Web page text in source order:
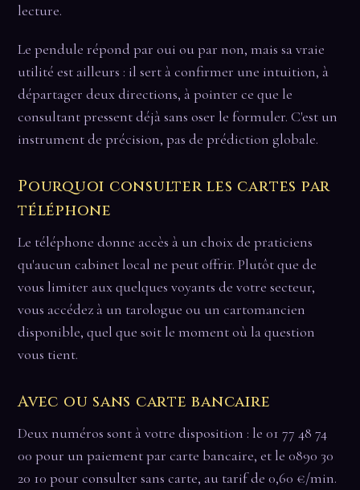
lecture.
Le pendule répond par oui ou par non, mais sa vraie
utilité est ailleurs : il sert à confirmer une intuition, à
départager deux directions, à pointer ce que le
consultant pressent déjà sans oser le formuler. C'est un
instrument de précision, pas de prédiction globale.
Pourquoi consulter les cartes par
téléphone
Le téléphone donne accès à un choix de praticiens
qu'aucun cabinet local ne peut offrir. Plutôt que de
vous limiter aux quelques voyants de votre secteur,
vous accédez à un tarologue ou un cartomancien
disponible, quel que soit le moment où la question
vous tient.
Avec ou sans carte bancaire
Deux numéros sont à votre disposition : le 01 77 48 74
00 pour un paiement par carte bancaire, et le 0890 30
20 10 pour consulter sans carte, au tarif de 0,60 €/min.